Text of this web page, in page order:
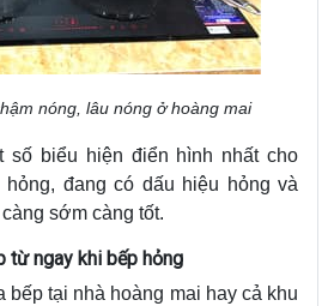
nóng, lâu nóng ở hoàng mai
số biểu hiện điển hình nhất cho
đang có dấu hiệu hỏng và
sớm càng tốt.
từ ngay khi bếp hỏng
bếp tại nhà hoàng mai hay cả khu